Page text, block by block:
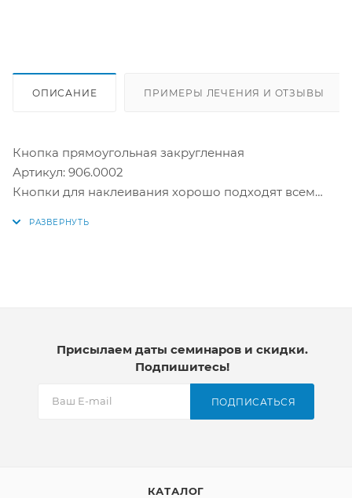
ОПИСАНИЕ ПРИМЕРЫ ЛЕЧЕНИЯ И ОТЗЫВЫ
Кнопка прямоугольная закругленная
Артикул: 906.0002
Кнопки для наклеивания хорошо подходят всем
Присылаем даты семинаров и скидки.
Подпишитесь!
ПОДПИСАТЬСЯ
КАТАЛОГ